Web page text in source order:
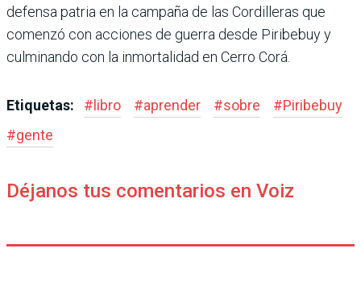
defensa patria en la campaña de las Cordilleras que
comenzó con acciones de guerra desde Piribebuy y
culminando con la inmortalidad en Cerro Corá.
Etiquetas: #libro #aprender #sobre #Piribebuy
#gente
Déjanos tus comentarios en Voiz